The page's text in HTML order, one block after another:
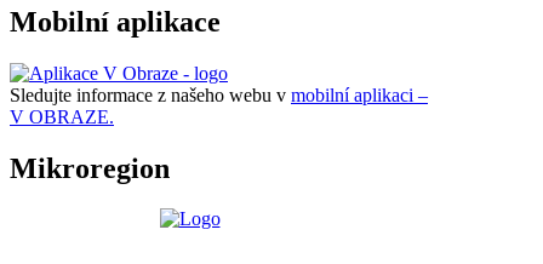
Mobilní aplikace
Sledujte informace z našeho webu v mobilní aplikaci –
V OBRAZE.
Mikroregion